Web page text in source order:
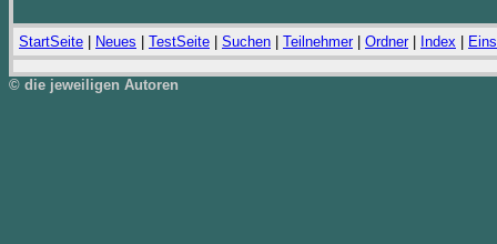
StartSeite Neues TestSeite Suchen Teilnehmer| Ordner| Index
© die jeweiligen Autoren